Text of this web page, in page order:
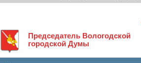
Председатель Вологодской
городской Думы